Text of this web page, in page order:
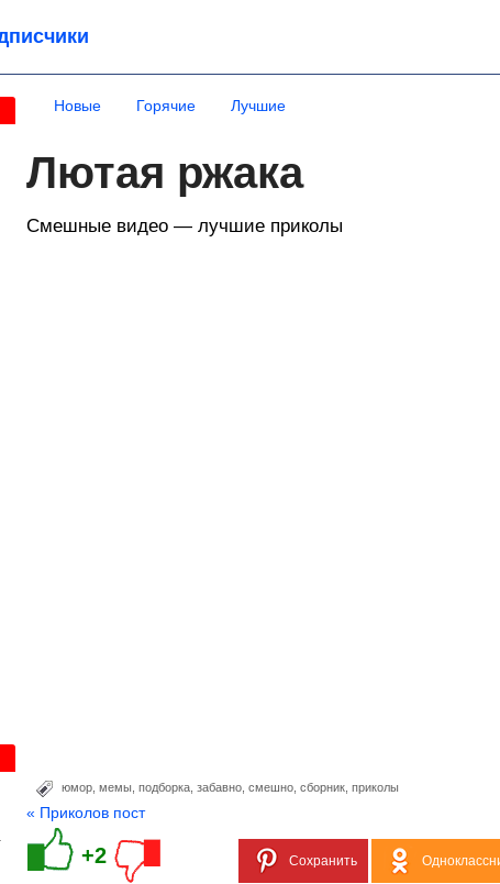
Новые Горячие Лучшие
Лютая ржака
Смешные видео — лучшие приколы
юмор мемы подборка забавно смешно сборник приколы
« Приколов пост
+2 Сохранить